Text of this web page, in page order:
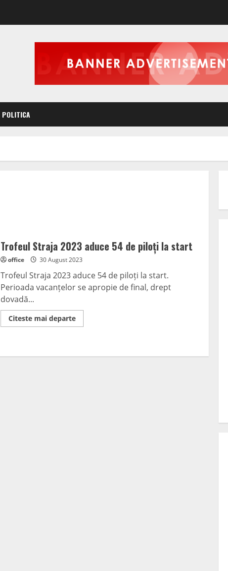
POLITICA
Trofeul Straja 2023 aduce 54 de piloți la start
office 30 August 2023
Trofeul Straja 2023 aduce 54 de piloți la start.
Perioada vacanțelor se apropie de final, drept
dovadă...
Citeste mai departeRead
more
aduce